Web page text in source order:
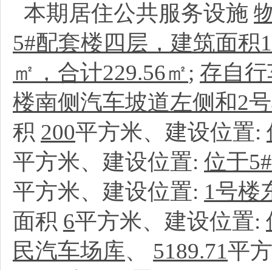
本期居住公共服务设施
5#配套楼四层，建筑面积
㎡，合计229.56㎡; 存自
楼南侧汽车坡道左侧和2
积 200平方米、建设位置:
平方米、建设位置: 位于
平方米、建设位置: 1号楼
面积 6平方米、建设位置:
民汽车场库、 5189.71平